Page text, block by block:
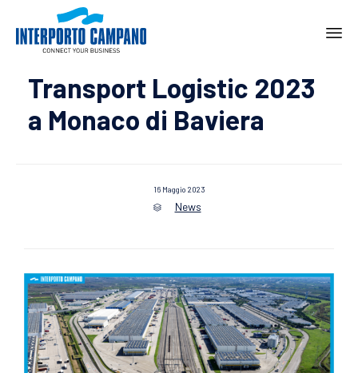
Transport Logistic 2023
a Monaco di Baviera
16 Maggio 2023
 Category
News